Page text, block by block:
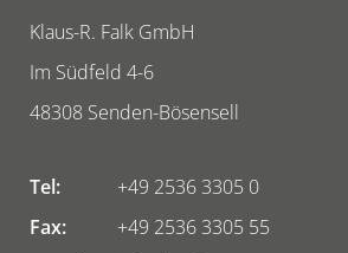
Klaus-R. Falk GmbH
Im Südfeld 4-6
48308 Senden-Bösensell
Tel:
+49 2536 3305 0
Fax:
+49 2536 3305 55